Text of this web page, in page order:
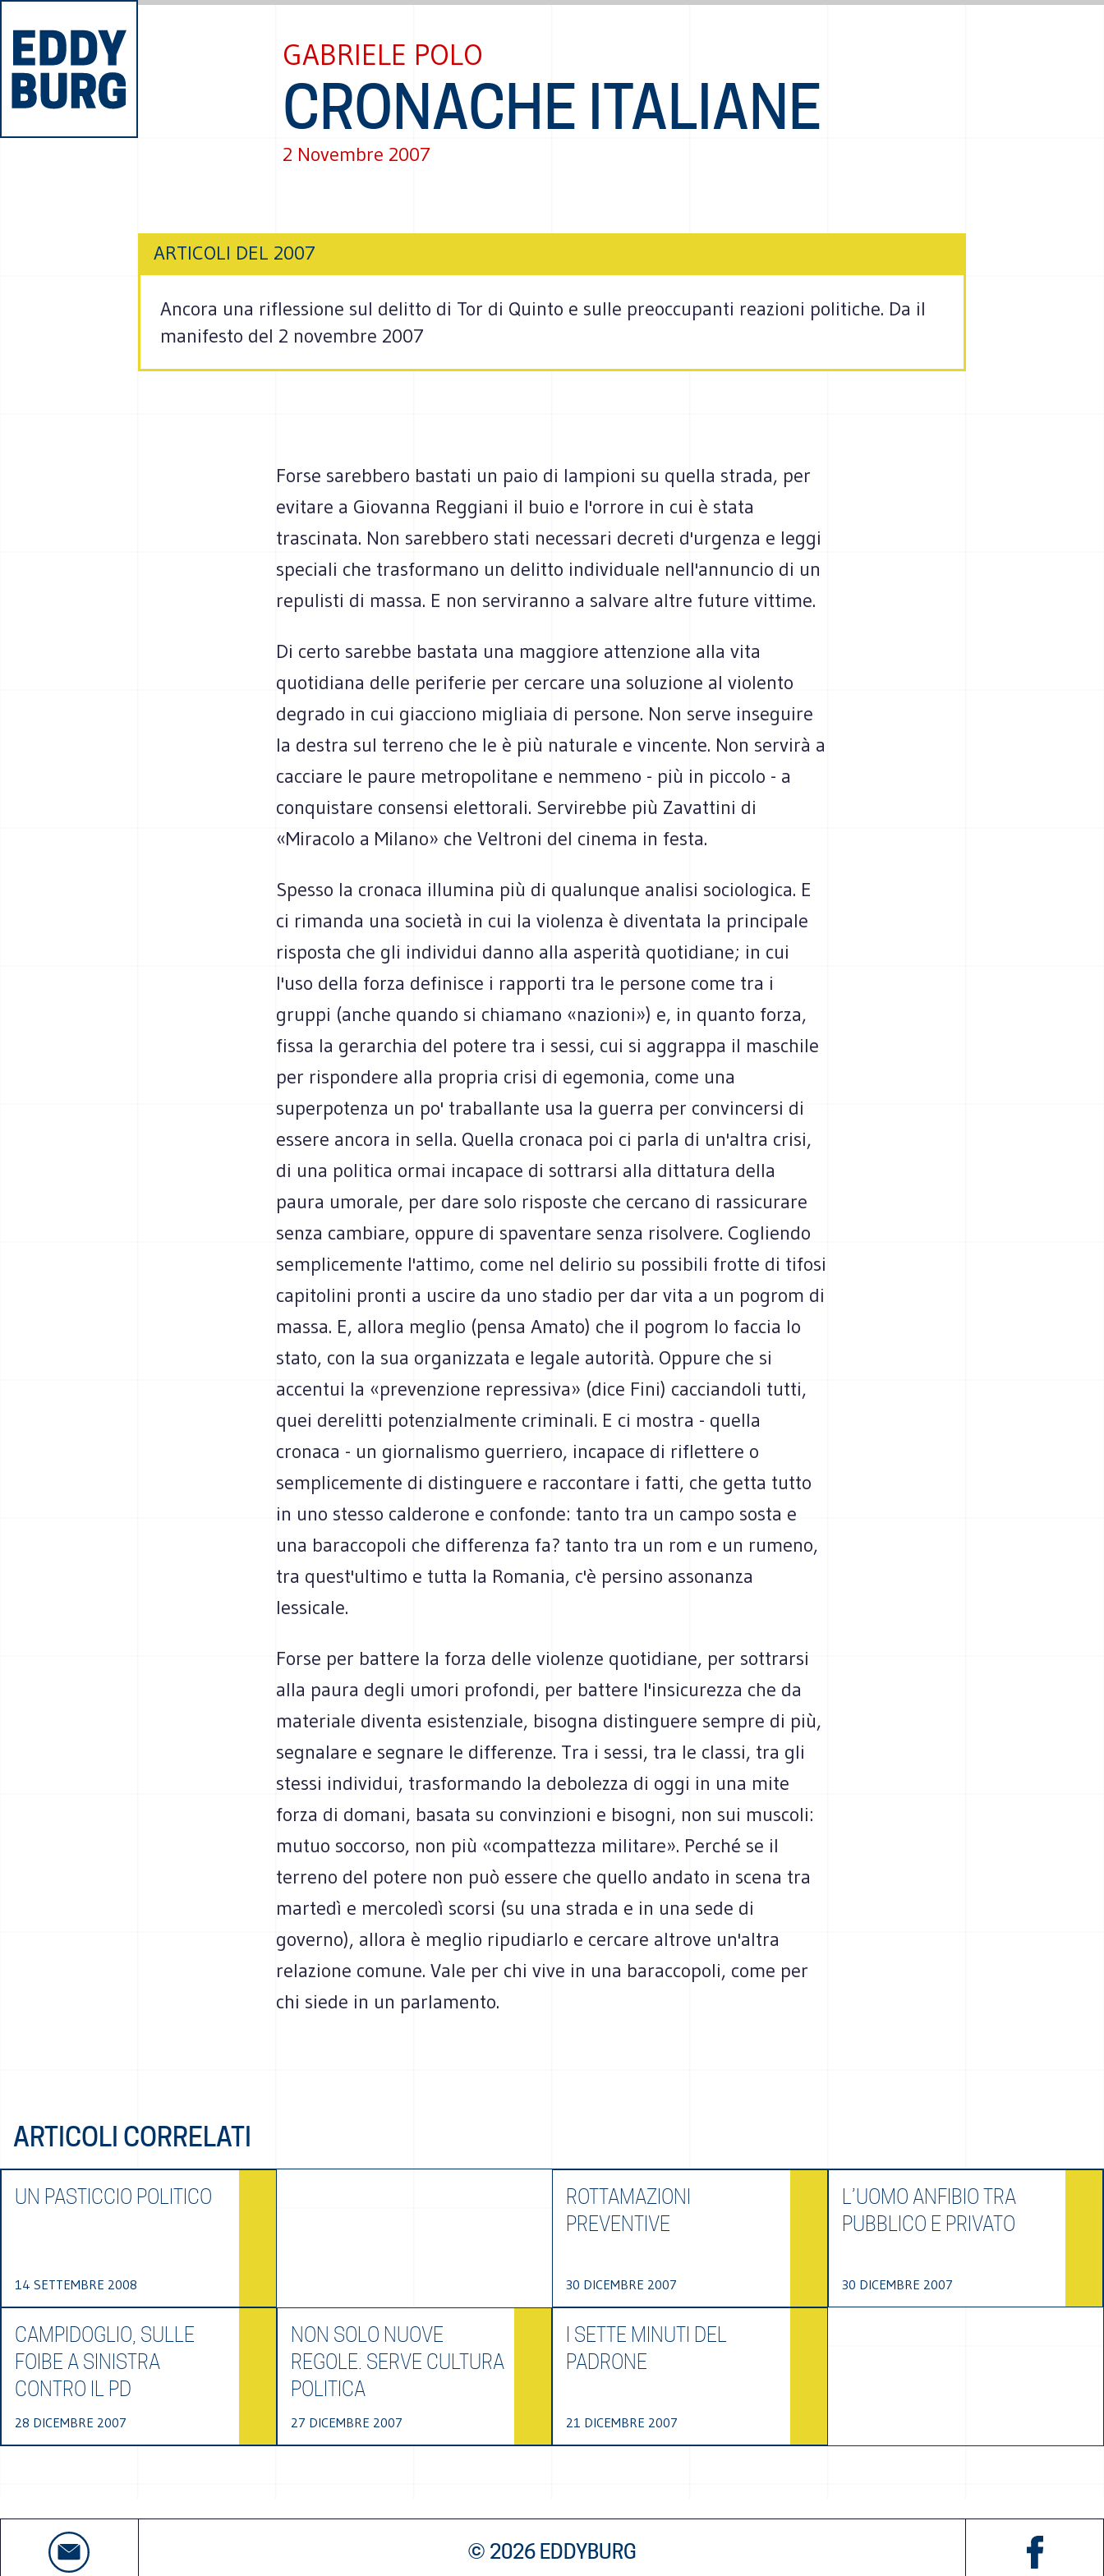
GABRIELE POLO
CRONACHE ITALIANE
2 Novembre 2007
ARTICOLI DEL 2007
Ancora una riflessione sul delitto di Tor di Quinto e sulle preoccupanti reazioni politiche. Da il
manifesto del 2 novembre 2007
Forse sarebbero bastati un paio di lampioni su quella strada, per
evitare a Giovanna Reggiani il buio e l'orrore in cui è stata
trascinata. Non sarebbero stati necessari decreti d'urgenza e leggi
speciali che trasformano un delitto individuale nell'annuncio di un
repulisti di massa. E non serviranno a salvare altre future vittime.
Di certo sarebbe bastata una maggiore attenzione alla vita
quotidiana delle periferie per cercare una soluzione al violento
degrado in cui giacciono migliaia di persone. Non serve inseguire
la destra sul terreno che le è più naturale e vincente. Non servirà a
cacciare le paure metropolitane e nemmeno - più in piccolo - a
conquistare consensi elettorali. Servirebbe più Zavattini di
«Miracolo a Milano» che Veltroni del cinema in festa.
Spesso la cronaca illumina più di qualunque analisi sociologica. E
ci rimanda una società in cui la violenza è diventata la principale
risposta che gli individui danno alla asperità quotidiane; in cui
l'uso della forza definisce i rapporti tra le persone come tra i
gruppi (anche quando si chiamano «nazioni») e, in quanto forza,
fissa la gerarchia del potere tra i sessi, cui si aggrappa il maschile
per rispondere alla propria crisi di egemonia, come una
superpotenza un po' traballante usa la guerra per convincersi di
essere ancora in sella. Quella cronaca poi ci parla di un'altra crisi,
di una politica ormai incapace di sottrarsi alla dittatura della
paura umorale, per dare solo risposte che cercano di rassicurare
senza cambiare, oppure di spaventare senza risolvere. Cogliendo
semplicemente l'attimo, come nel delirio su possibili frotte di tifosi
capitolini pronti a uscire da uno stadio per dar vita a un pogrom di
massa. E, allora meglio (pensa Amato) che il pogrom lo faccia lo
stato, con la sua organizzata e legale autorità. Oppure che si
accentui la «prevenzione repressiva» (dice Fini) cacciandoli tutti,
quei derelitti potenzialmente criminali. E ci mostra - quella
cronaca - un giornalismo guerriero, incapace di riflettere o
semplicemente di distinguere e raccontare i fatti, che getta tutto
in uno stesso calderone e confonde: tanto tra un campo sosta e
una baraccopoli che differenza fa? tanto tra un rom e un rumeno,
tra quest'ultimo e tutta la Romania, c'è persino assonanza
lessicale.
Forse per battere la forza delle violenze quotidiane, per sottrarsi
alla paura degli umori profondi, per battere l'insicurezza che da
materiale diventa esistenziale, bisogna distinguere sempre di più,
segnalare e segnare le differenze. Tra i sessi, tra le classi, tra gli
stessi individui, trasformando la debolezza di oggi in una mite
forza di domani, basata su convinzioni e bisogni, non sui muscoli:
mutuo soccorso, non più «compattezza militare». Perché se il
terreno del potere non può essere che quello andato in scena tra
martedì e mercoledì scorsi (su una strada e in una sede di
governo), allora è meglio ripudiarlo e cercare altrove un'altra
relazione comune. Vale per chi vive in una baraccopoli, come per
chi siede in un parlamento.
ARTICOLI CORRELATI
UN PASTICCIO POLITICO
14 SETTEMBRE 2008
ROTTAMAZIONI
PREVENTIVE
30 DICEMBRE 2007
L’UOMO ANFIBIO TRA
PUBBLICO E PRIVATO
30 DICEMBRE 2007
CAMPIDOGLIO, SULLE
FOIBE A SINISTRA
CONTRO IL PD
28 DICEMBRE 2007
NON SOLO NUOVE
REGOLE. SERVE CULTURA
POLITICA
27 DICEMBRE 2007
I SETTE MINUTI DEL
PADRONE
21 DICEMBRE 2007
© 2026 EDDYBURG